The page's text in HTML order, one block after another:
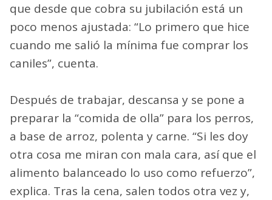
que desde que cobra su jubilación está un
poco menos ajustada: “Lo primero que hice
cuando me salió la mínima fue comprar los
caniles”, cuenta.
Después de trabajar, descansa y se pone a
preparar la “comida de olla” para los perros,
a base de arroz, polenta y carne. “Si les doy
otra cosa me miran con mala cara, así que el
alimento balanceado lo uso como refuerzo”,
explica. Tras la cena, salen todos otra vez y,